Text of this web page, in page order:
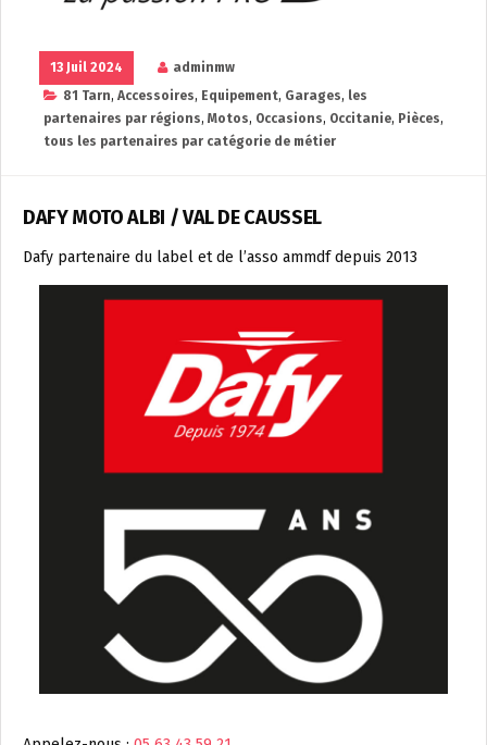
13 Juil 2024
adminmw
81 Tarn, Accessoires, Equipement, Garages, les
partenaires par régions, Motos, Occasions, Occitanie, Pièces,
tous les partenaires par catégorie de métier
DAFY MOTO ALBI / VAL DE CAUSSEL
Dafy partenaire du label et de l’asso ammdf depuis 2013